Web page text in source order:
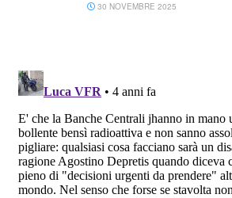
30 NOVEMBRE 2025